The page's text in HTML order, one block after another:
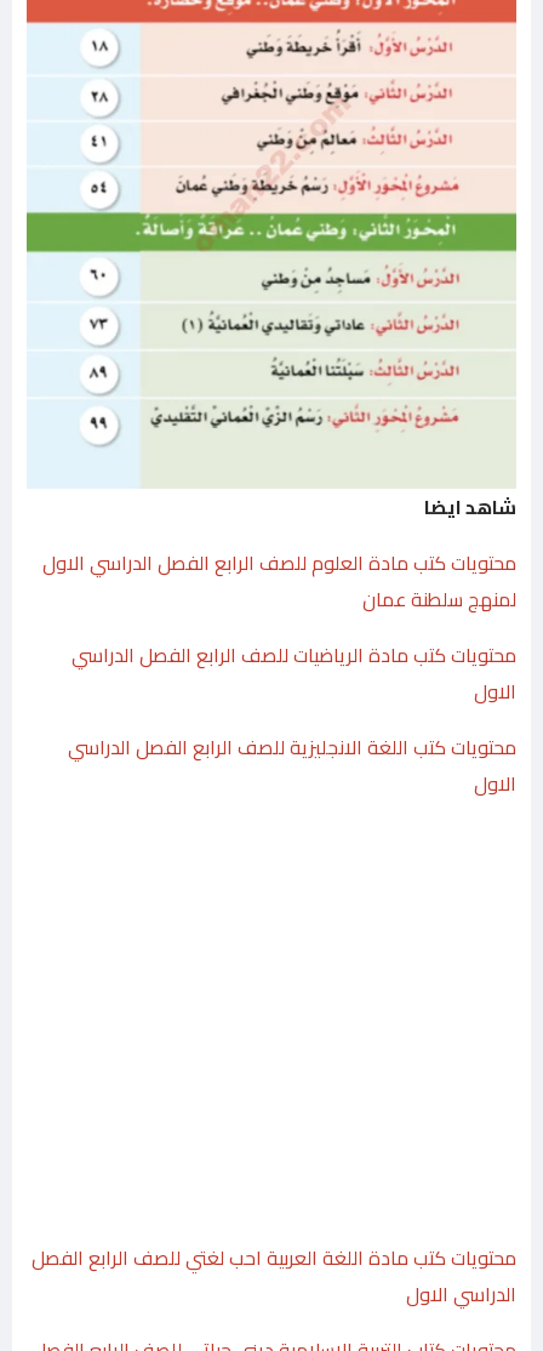
شاهد ايضا
محتويات كتب مادة العلوم للصف الرابع الفصل الدراسي الاول
لمنهج سلطنة عمان
محتويات كتب مادة الرياضيات للصف الرابع الفصل الدراسي
الاول
محتويات كتب اللغة الانجليزية للصف الرابع الفصل الدراسي
الاول
محتويات كتب مادة اللغة العربية احب لغتي للصف الرابع الفصل
الدراسي الاول